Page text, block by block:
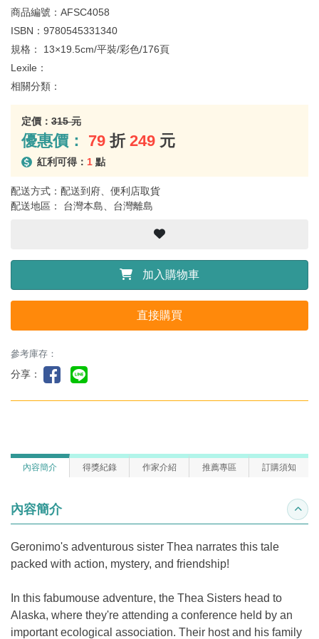
商品編號： AFSC4058
ISBN： 9780545331340
規格： 13×19.5cm/平裝/彩色/176頁
Lexile：
相關分類：
定價： 315 元
優惠價： 79 折 249 元
紅利可得： 1 點
配送方式：配送到府、便利店取貨
配送地區： 台灣本島、台灣離島
加入購物車
直接購買
參考庫存：
分享：
內容簡介 得獎紀錄 作家介紹 推薦專區 訂購須知
內容簡介 收合
Geronimo's adventurous sister Thea narrates this tale
packed with action, mystery, and friendship!
In this fabumouse adventure, the Thea Sisters head to
Alaska, where they're attending a conference held by an
important ecological association. Their host and his family